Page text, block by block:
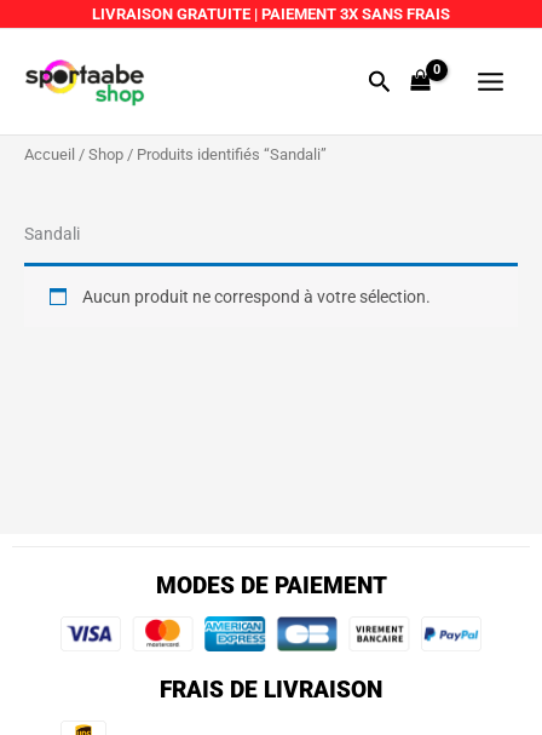
contenu
LIVRAISON GRATUITE | PAIEMENT 3X SANS FRAIS
RechercherMenu
Accueil / Shop / Produits identifiés “Sandali”
Sandali
Aucun produit ne correspond à votre sélection.
MODES DE PAIEMENT
FRAIS DE LIVRAISON